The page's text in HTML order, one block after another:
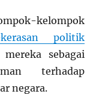
kelompok
politik
sebagai
terhadap
negara.